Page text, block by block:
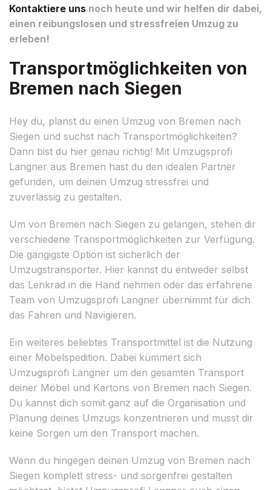
Kontaktiere uns noch heute und wir helfen dir dabei,
einen reibungslosen und stressfreien Umzug zu
erleben!
Transportmöglichkeiten von
Bremen nach Siegen
Hey du, planst du einen Umzug von Bremen nach
Siegen und suchst nach Transportmöglichkeiten?
Dann bist du hier genau richtig! Mit Umzugsprofi
Langner aus Bremen hast du den idealen Partner
gefunden, um deinen Umzug stressfrei und
zuverlässig zu gestalten.
Um von Bremen nach Siegen zu gelangen, stehen dir
verschiedene Transportmöglichkeiten zur Verfügung.
Die gängigste Option ist sicherlich der
Umzugstransporter. Hier kannst du entweder selbst
das Lenkrad in die Hand nehmen oder das erfahrene
Team von Umzugsprofi Langner übernimmt für dich
das Fahren und Navigieren.
Ein weiteres beliebtes Transportmittel ist die Nutzung
einer Möbelspedition. Dabei kümmert sich
Umzugsprofi Langner um den gesamten Transport
deiner Möbel und Kartons von Bremen nach Siegen.
Du kannst dich somit ganz auf die Organisation und
Planung deines Umzugs konzentrieren und musst dir
keine Sorgen um den Transport machen.
Wenn du hingegen deinen Umzug von Bremen nach
Siegen komplett stress- und sorgenfrei gestalten